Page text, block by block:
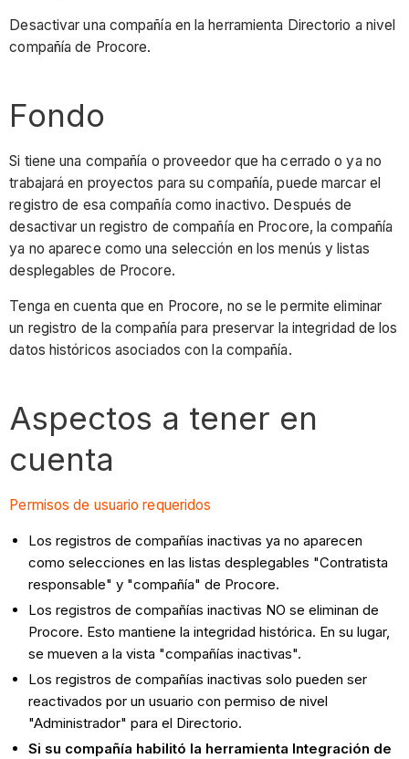
Desactivar una compañía en la herramienta Directorio a nivel
compañía de Procore.
Fondo
Si tiene una compañía o proveedor que ha cerrado o ya no
trabajará en proyectos para su compañía, puede marcar el
registro de esa compañía como inactivo. Después de
desactivar un registro de compañía en Procore, la compañía
ya no aparece como una selección en los menús y listas
desplegables de Procore.
Tenga en cuenta que en Procore, no se le permite eliminar
un registro de la compañía para preservar la integridad de los
datos históricos asociados con la compañía.
Aspectos a tener en
cuenta
Permisos de usuario requeridos
Los registros de compañías inactivas ya no aparecen
como selecciones en las listas desplegables "Contratista
responsable" y "compañía" de Procore.
Los registros de compañías inactivas NO se eliminan de
Procore. Esto mantiene la integridad histórica. En su lugar,
se mueven a la vista "compañías inactivas".
Los registros de compañías inactivas solo pueden ser
reactivados por un usuario con permiso de nivel
"Administrador" para el Directorio.
Si su compañía habilitó la herramienta Integración de